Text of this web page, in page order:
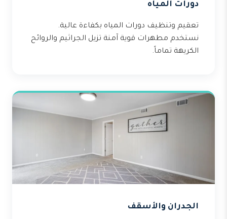
دورات المياه
تعقيم وتنظيف دورات المياه بكفاءة عالية.
نستخدم مطهرات قوية آمنة تزيل الجراثيم والروائح
الكريهة تماماً.
الجدران والأسقف